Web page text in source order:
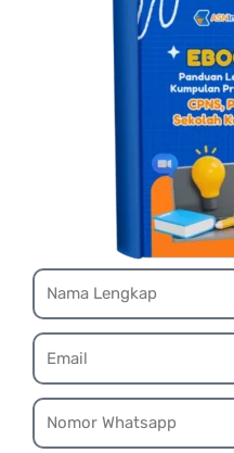
Name
Email
Whatsapp